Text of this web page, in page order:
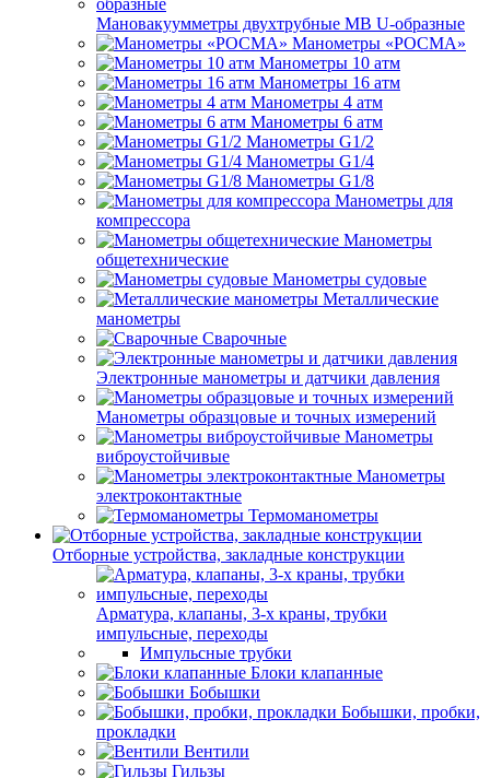
Мановакуумметры двухтрубные МВ U-образные
Манометры «РОСМА»
Манометры 10 атм
Манометры 16 атм
Манометры 4 атм
Манометры 6 атм
Манометры G1/2
Манометры G1/4
Манометры G1/8
Манометры для
компрессора
Манометры
общетехнические
Манометры судовые
Металлические
манометры
Сварочные
Электронные манометры и датчики давления
Манометры образцовые и точных измерений
Манометры
виброустойчивые
Манометры
электроконтактные
Термоманометры
Отборные устройства, закладные конструкции
Арматура, клапаны, 3-х краны, трубки
импульсные, переходы
Импульсные трубки
Блоки клапанные
Бобышки
Бобышки, пробки,
прокладки
Вентили
Гильзы